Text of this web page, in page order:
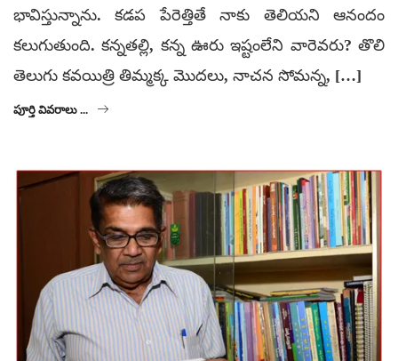
భావిస్తున్నాను. కడప పేరెత్తితే నాకు తెలియని ఆనందం
కలుగుతుంది. కన్నతల్లి, కన్న ఊరు ఇష్టంలేని వారెవరు? తొలి
తెలుగు కవయిత్రి తిమ్మక్క మొదలు, నాచన సోమన్న, […]
పూర్తి వివరాలు ...